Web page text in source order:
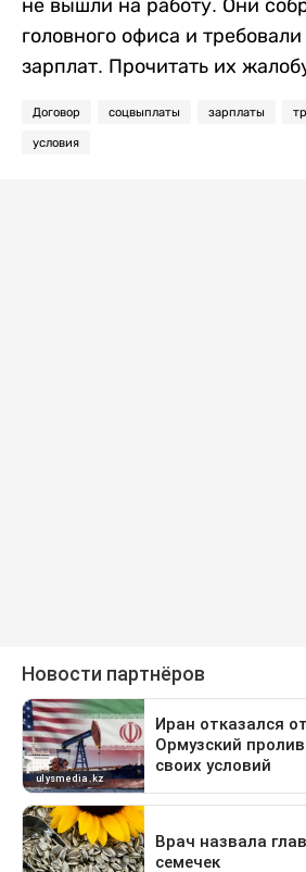
не вышли на работу. Они
головного офиса и
зарплат. Прочитать их
Договор соцвыплаты зарплаты
условия